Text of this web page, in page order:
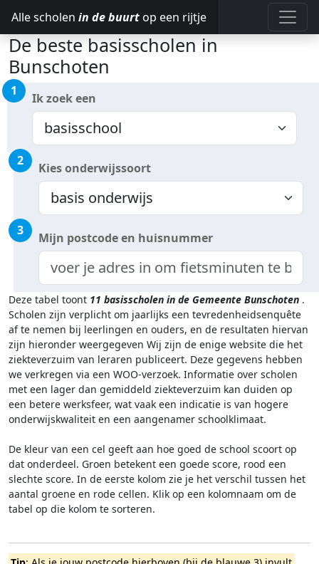
Alle scholen in de buurt op een rijtje
De beste basisscholen in
Bunschoten
1 Ik zoek een
2 Kies onderwijssoort
3 Mijn postcode en huisnummer
Deze tabel toont 11 basisscholen in de Gemeente Bunschoten .
Scholen zijn verplicht om jaarlijks een tevredenheidsenquête
af te nemen bij leerlingen en ouders, en de resultaten hiervan
zijn hieronder weergegeven Wij zijn de enige website die het
ziekteverzuim van leraren publiceert. Deze gegevens hebben
we verkregen via een WOO-verzoek. Informatie over scholen
met een lager dan gemiddeld ziekteverzuim kan duiden op
een betere werksfeer, wat vaak een indicatie is van hogere
onderwijskwaliteit en een aangenamer schoolklimaat.
De kleur van een cel geeft aan hoe goed de school scoort op
dat onderdeel. Groen betekent een goede score, rood een
slechte score. In de eerste kolom zie je het verschil tussen het
aantal groene en rode cellen. Klik op een kolomnaam om de
tabel op die kolom te sorteren.